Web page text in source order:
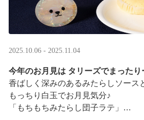
2025.10.06 - 2025.11.04
今年のお月見は タリーズでまったり
香ばしく深みのあるみたらしソース
もっちり白玉でお月見気分♪
「もちもちみたらし団子ラテ」